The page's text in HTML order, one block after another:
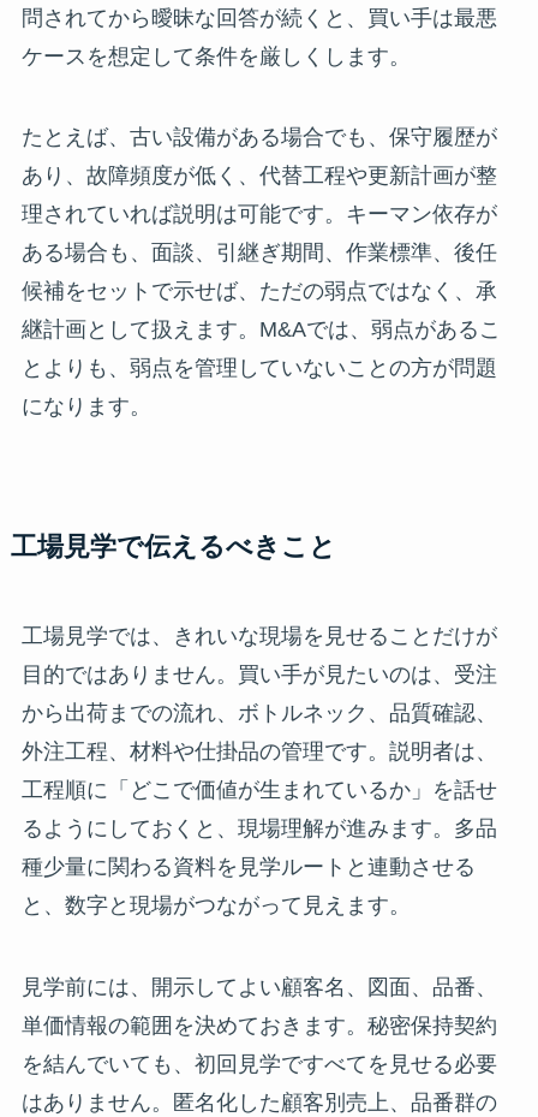
問されてから曖昧な回答が続くと、買い手は最悪
ケースを想定して条件を厳しくします。
たとえば、古い設備がある場合でも、保守履歴が
あり、故障頻度が低く、代替工程や更新計画が整
理されていれば説明は可能です。キーマン依存が
ある場合も、面談、引継ぎ期間、作業標準、後任
候補をセットで示せば、ただの弱点ではなく、承
継計画として扱えます。M&Aでは、弱点があるこ
とよりも、弱点を管理していないことの方が問題
になります。
工場見学で伝えるべきこと
工場見学では、きれいな現場を見せることだけが
目的ではありません。買い手が見たいのは、受注
から出荷までの流れ、ボトルネック、品質確認、
外注工程、材料や仕掛品の管理です。説明者は、
工程順に「どこで価値が生まれているか」を話せ
るようにしておくと、現場理解が進みます。多品
種少量に関わる資料を見学ルートと連動させる
と、数字と現場がつながって見えます。
見学前には、開示してよい顧客名、図面、品番、
単価情報の範囲を決めておきます。秘密保持契約
を結んでいても、初回見学ですべてを見せる必要
はありません。匿名化した顧客別売上、品番群の